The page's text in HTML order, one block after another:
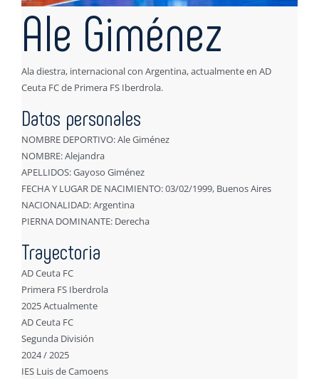
Ale Giménez
Ala diestra, internacional con Argentina, actualmente en AD
Ceuta FC de Primera FS Iberdrola.
Datos personales
NOMBRE DEPORTIVO: Ale Giménez
NOMBRE: Alejandra
APELLIDOS: Gayoso Giménez
FECHA Y LUGAR DE NACIMIENTO: 03/02/1999, Buenos Aires
NACIONALIDAD: Argentina
PIERNA DOMINANTE: Derecha
Trayectoria
AD Ceuta FC
Primera FS Iberdrola
2025 Actualmente
AD Ceuta FC
Segunda División
2024 / 2025
IES Luis de Camoens